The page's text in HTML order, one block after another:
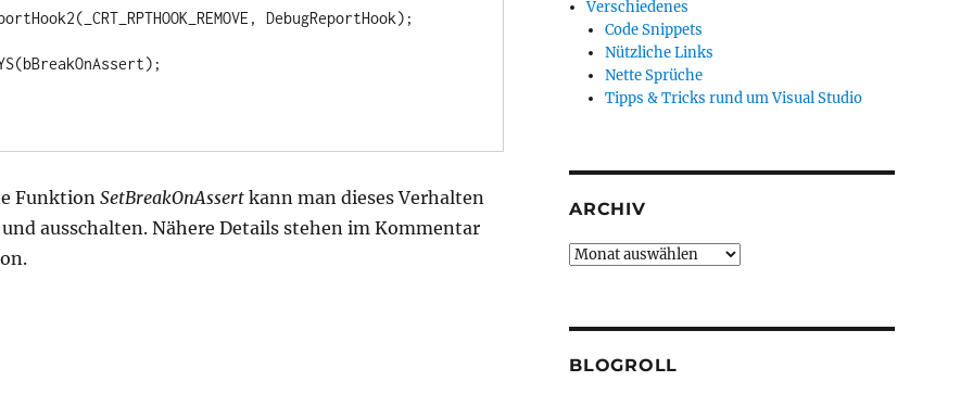
Funktion SetBreakOnAssert kann man dieses Verhalten
ausschalten. Nähere Details stehen im Kommentar
Verschiedenes
Code Snippets
Nützliche Links
Nette Sprüche
Tipps & Tricks rund um Visual Studio
ARCHIV
Archiv
BLOGROLL